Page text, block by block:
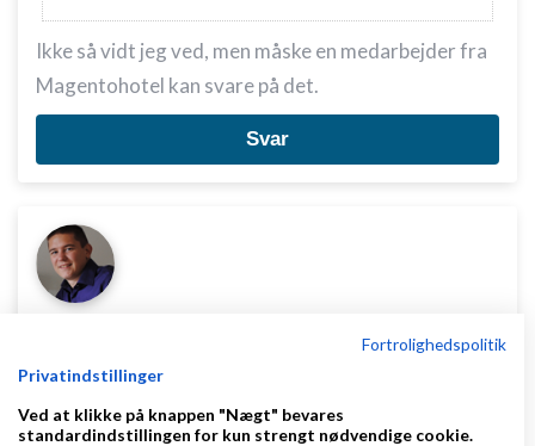
Ikke så vidt jeg ved, men måske en medarbejder fra
Magentohotel kan svare på det.
Svar
Fortrolighedspolitik
Privatindstillinger
Ved at klikke på knappen "Nægt" bevares
standardindstillingen for kun strengt nødvendige cookie.